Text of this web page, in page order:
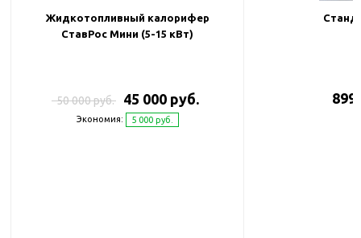
Жидкотопливный калорифер
СтавРос Мини (5-15 кВт)
50 000 руб. 45 000 руб.
Экономия: 5 000 руб.
899